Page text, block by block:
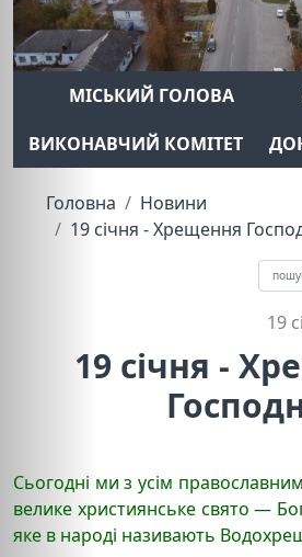
МІСЬКИЙ ГОЛОВА
ВИКОНАВЧИЙ КОМІТЕТ
Головна
Новини
19 січня - Хрещення
19
19 січня -
Сьогодні ми з усім
велике християнське свято —
яке в народі називають